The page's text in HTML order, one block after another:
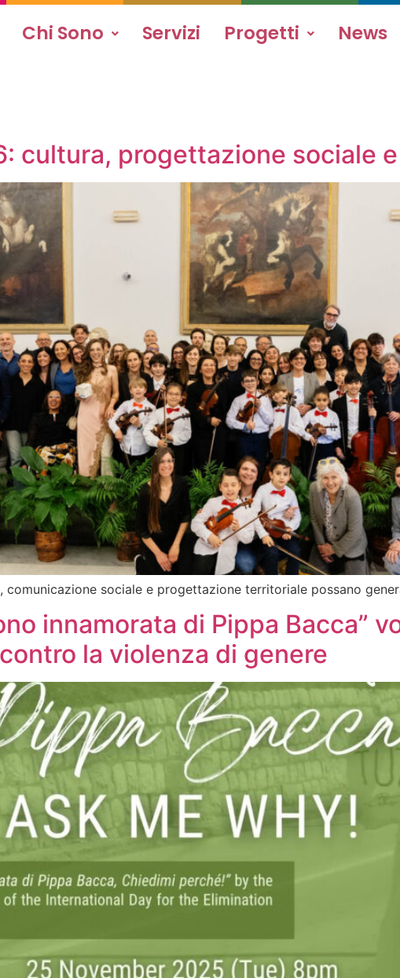
Chi Sono Servizi Progetti News
cultura, progettazione sociale
sociale e progettazione territoriale possano
innamorata di Pippa Bacca”
la violenza di genere